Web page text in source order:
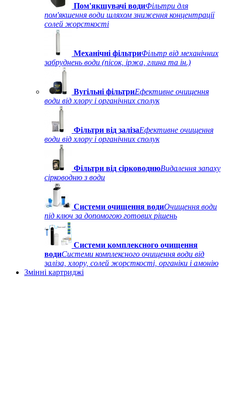
Пом'якшувачі водиФільтри для
пом'якшення води шляхом зниження концентрації
солей жорсткості
Механічні фільтриФільтр від механічних
забруднень води (пісок, іржа, глина та ін.)
Вугільні фільтриЕфективне очищення
води від хлору і органічних сполук
Фільтри від залізаЕфективне очищення
води від хлору і органічних сполук
Фільтри від сірководнюВидалення запаху
сірководню з води
Системи очищення водиОчищення води
під ключ за допомогою готових рішень
Системи комплексного очищення
водиСистеми комплексного очищення води від
заліза, хлору, солей жорсткості, органіки і амонію
Змінні картриджі